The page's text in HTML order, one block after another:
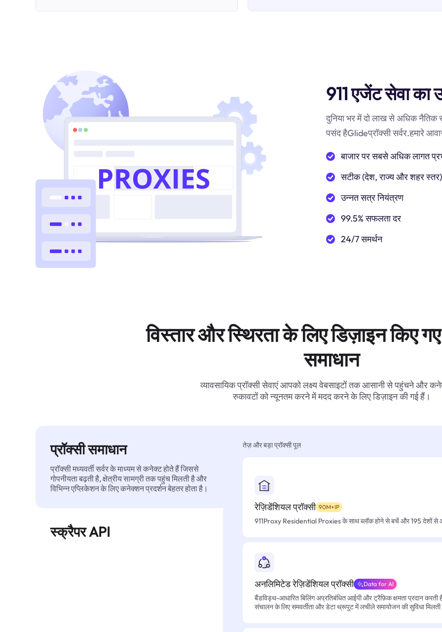
911 एजेंट सेवा का
दुनिया भर में दो लाख से अधिक
पसंद हैGlideप्रॉक्सी सर्वर.हमारे
बाजार पर सबसे अधिक लागत
सटीक (देश, राज्य और शहर स्तर)
उन्नत सत्र नियंत्रण
99.5% सफलता दर
24/7 समर्थन
विस्तार और स्थिरता के लिए डिज़ाइन किए
समाधान
व्यावसायिक प्रॉक्सी सेवाएं आपको लक्ष्य वेबसाइटों तक आसानी से पहुंचने और
रुकावटों को न्यूनतम करने में मदद करने के लिए डिज़ाइन की गई हैं।
प्रॉक्सी समाधान
प्रॉक्सी मध्यवर्ती सर्वर के माध्यम से कनेक्ट होते हैं जिससे
गोपनीयता बढ़ती है, क्षेत्रीय सामग्री तक पहुंच मिलती है और
विभिन्न एप्लिकेशन के लिए कनेक्शन प्रदर्शन बेहतर होता है।
स्क्रैपर API
तेज़ और बड़ा प्रॉक्सी पूल
रेज़िडेंशियल प्रॉक्सी 90M+IP
911Proxy Residential Proxies के साथ ब्लॉक होने से बचें और 195 देशों से
अनलिमिटेड रेज़िडेंशियल प्रॉक्सी Data for AI
बैंडविड्थ-आधारित बिलिंग अप्रतिबंधित आईपी और ट्रैफ़िक क्षमता प्रदान
संचालन के लिए समवर्तीता और डेटा थ्रूपुट में लचीले समायोजन की सुविधा मिलती